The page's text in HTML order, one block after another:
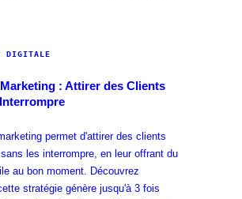
DIGITALE
: Attirer des Clients
permet d'attirer des clients
les interrompre, en leur offrant du
au bon moment. Découvrez
stratégie génère jusqu'à 3 fois